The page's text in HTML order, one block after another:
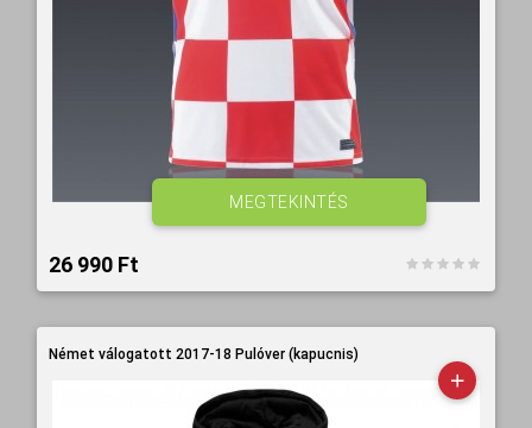
26 990 Ft‎
MEGTEKINTÉS
Német válogatott 2017-18 Pulóver (kapucnis)